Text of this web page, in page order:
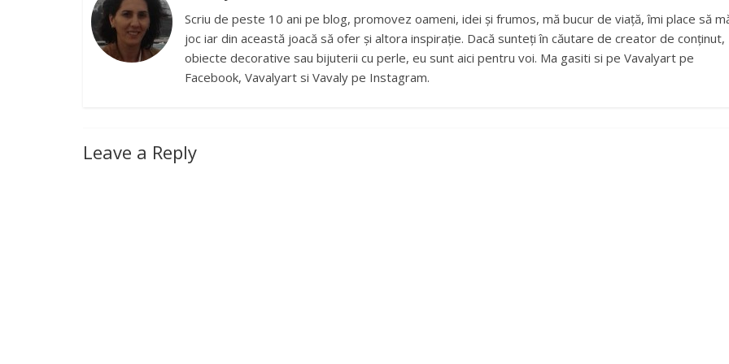
Scriu de peste 10 ani pe blog, promovez oameni, idei și frumos, mă bucur de viață, îmi place să
joc iar din această joacă să ofer și altora inspirație. Dacă sunteți în căutare de creator de conținut,
obiecte decorative sau bijuterii cu perle, eu sunt aici pentru voi. Ma gasiti si pe Vavalyart pe
Facebook, Vavalyart si Vavaly pe Instagram.
Leave a Reply